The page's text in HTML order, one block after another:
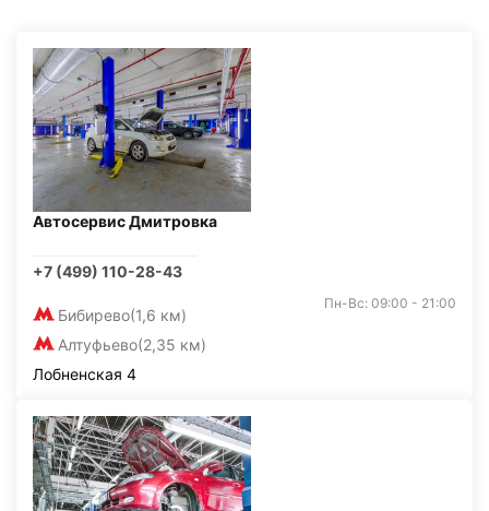
Автосервис Дмитровка
+7 (499) 110-28-43
Бибирево(1,6 км)
Алтуфьево(2,35 км)
Пн-Вс: 09:00 - 21:00
Лобненская 4